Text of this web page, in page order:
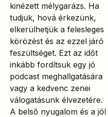
kinézett mélygarázs. Ha
tudjuk, hová érkezünk,
elkerülhetjük a felesleges
körözést és az ezzel járó
feszültséget. Ezt az időt
inkább fordítsuk egy jó
podcast meghallgatására
vagy a kedvenc zenei
válogatásunk élvezetére.
A belső nyugalom és a jól